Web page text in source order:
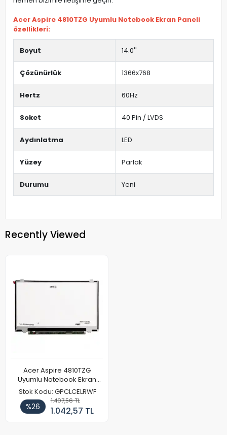
Acer Aspire 4810TZG Uyumlu Notebook Ekran Paneli
özellikleri:
Boyut 14.0''
Çözünürlük 1366x768
Hertz 60Hz
Soket 40 Pin / LVDS
Aydınlatma LED
Yüzey Parlak
Durumu Yeni
Recently Viewed
Acer Aspire 4810TZG
Uyumlu Notebook Ekran
Paneli
Stok Kodu: GPCLCELRWF
%26
1.407,56 TL
1.042,57 TL